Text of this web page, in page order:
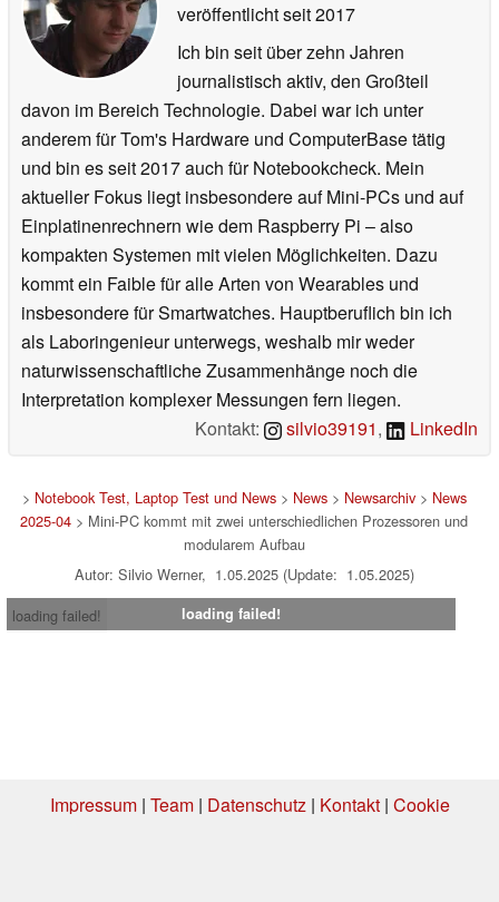
veröffentlichtseit 2017
Ich bin seit über zehn Jahren
journalistisch aktiv, den Großteil
davon im Bereich Technologie. Dabei war ich unter
anderem für Tom's Hardware und ComputerBase tätig
und bin es seit 2017 auch für Notebookcheck. Mein
aktueller Fokus liegt insbesondere auf Mini-PCs und auf
Einplatinenrechnern wie dem Raspberry Pi – also
kompakten Systemen mit vielen Möglichkeiten. Dazu
kommt ein Faible für alle Arten von Wearables und
insbesondere für Smartwatches. Hauptberuflich bin ich
als Laboringenieur unterwegs, weshalb mir weder
naturwissenschaftliche Zusammenhänge noch die
Interpretation komplexer Messungen fern liegen.
Kontakt:
silvio39191, LinkedIn
> Notebook Test, Laptop Test und News> News> Newsarchiv> News
2025-04 > Mini-PC kommt mit zwei unterschiedlichen Prozessoren und
modularem Aufbau
Autor: Silvio Werner, 1.05.2025 (Update: 1.05.2025)
loading failed!
loading failed!
Impressum| Team| Datenschutz| Kontakt| Cookie